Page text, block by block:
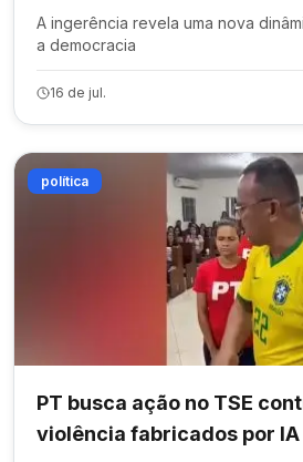
A ingerência revela uma nova
a democracia
16 de jul.
política
PT busca ação no TSE
violência fabricados por IA